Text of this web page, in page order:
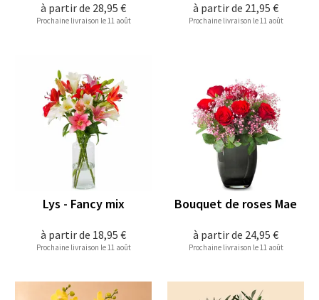
à partir de 28,95 €
Prochaine livraison le 11 août
à partir de 21,95 €
Prochaine livraison le 11 août
à partir de 18,95 €
Lys - Fancy mix
Prochaine livraison le 11 août
à partir de 24,95 €
Bouquet de roses Mae
Prochaine livraison le 11 août